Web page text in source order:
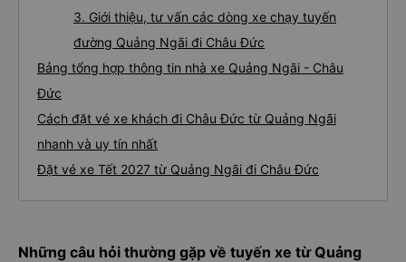
3. Giới thiệu, tư vấn các dòng xe chạy tuyến
đường Quảng Ngãi đi Châu Đức
Bảng tổng hợp thông tin nhà xe Quảng Ngãi - Châu
Đức
Cách đặt vé xe khách đi Châu Đức từ Quảng Ngãi
nhanh và uy tín nhất
Đặt vé xe Tết 2027 từ Quảng Ngãi đi Châu Đức
Những câu hỏi thường gặp về tuyến xe từ Quảng